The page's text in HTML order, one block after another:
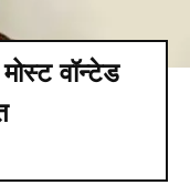
वॉन्टेड